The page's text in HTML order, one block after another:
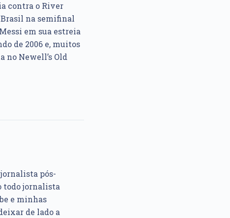
contra o River
na semifinal
em sua estreia
de 2006 e, muitos
no Newell’s Old
pós-
todo jornalista
e minhas
de lado a